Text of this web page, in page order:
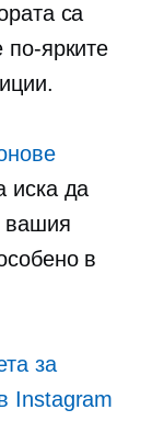
са
по-ярките
иска да
вашия
в
за
Instagram